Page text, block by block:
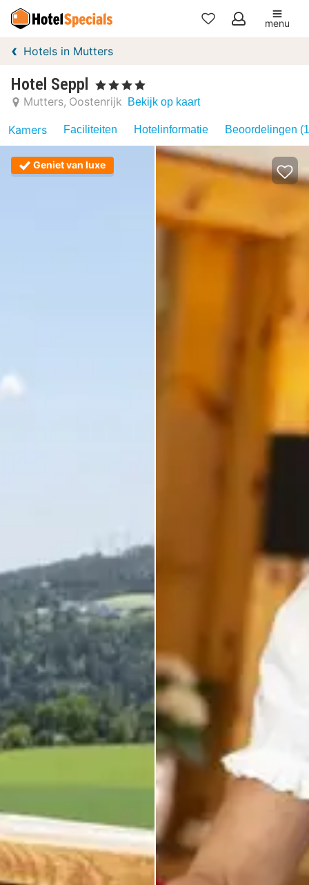
Mijn
menu
Hotels in Mutters
Hotel Seppl , 4 Sterren
Mutters Oostenrijk Bekijk op kaart
Kamers Faciliteiten Hotelinformatie Beoordelingen
Geniet van luxe